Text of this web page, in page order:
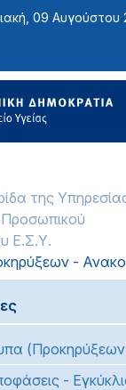
09 Αυγούστου
της
Ε.Σ.Υ.
-
(Προκηρύξεων
-